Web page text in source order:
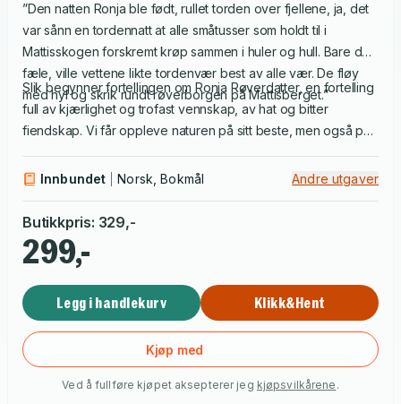
”Den natten Ronja ble født, rullet torden over fjellene, ja, det
var sånn en tordennatt at alle småtusser som holdt til i
Mattisskogen forskremt krøp sammen i huler og hull. Bare de
fæle, ville vettene likte tordenvær best av alle vær. De fløy
med hyl og skrik rundt røverborgen på Mattisberget.”
Slik begynner fortellingen om Ronja Røverdatter, en fortelling
full av kjærlighet og trofast vennskap, av hat og bitter
fiendskap. Vi får oppleve naturen på sitt beste, men også på
Innbundet
Norsk, Bokmål Andre utgaver
Butikkpris: 329,-
299,-
Legg i handlekurv Klikk&Hent
Kjøp med
Ved å fullføre kjøpet aksepterer jeg kjøpsvilkårene .